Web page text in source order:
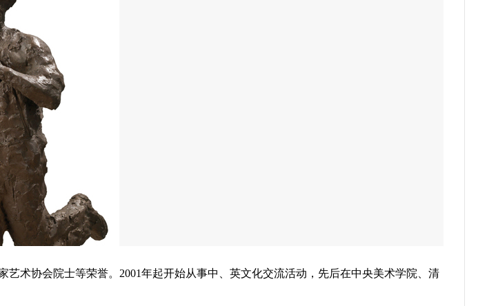
术协会院士等荣誉。2001年起开始从事中、英文化交流活动，先后在中央美术学院、清